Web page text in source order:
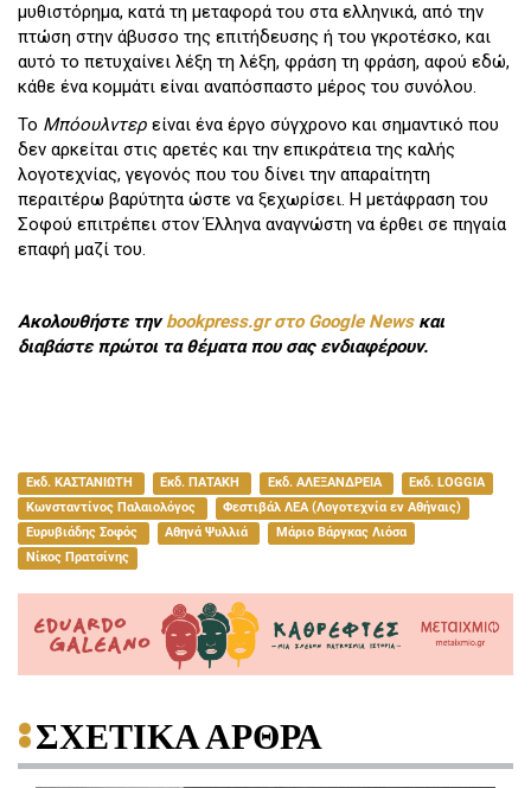
μυθιστόρημα, κατά τη μεταφορά του στα ελληνικά, από την
πτώση στην άβυσσο της επιτήδευσης ή του γκροτέσκο, και
αυτό το πετυχαίνει λέξη τη λέξη, φράση τη φράση, αφού εδώ,
κάθε ένα κομμάτι είναι αναπόσπαστο μέρος του συνόλου.
Το Μπόουλντερ είναι ένα έργο σύγχρονο και σημαντικό που
δεν αρκείται στις αρετές και την επικράτεια της καλής
λογοτεχνίας, γεγονός που του δίνει την απαραίτητη
περαιτέρω βαρύτητα ώστε να ξεχωρίσει. Η μετάφραση του
Σοφού επιτρέπει στον Έλληνα αναγνώστη να έρθει σε πηγαία
επαφή μαζί του.
Ακολουθήστε τηνbookpress.gr στο Google Newsκαι
διαβάστε πρώτοι τα θέματα που σας ενδιαφέρουν.
Εκδ. ΚΑΣΤΑΝΙΩΤΗ Εκδ. ΠΑΤΑΚΗ Εκδ. ΑΛΕΞΑΝΔΡΕΙΑ
Εκδ. LOGGIA
Κωνσταντίνος Παλαιολόγος
Φεστιβάλ ΛΕΑ (Λογοτεχνία εν Αθήναις)
Ευρυβιάδης Σοφός
Αθηνά Ψυλλιά
Μάριο Βάργκας Λιόσα
Νίκος Πρατσίνης
ΣΧΕΤΙΚΑ ΑΡΘΡΑ